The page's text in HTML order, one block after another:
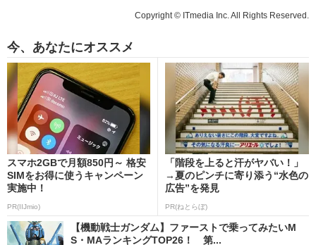
Copyright © ITmedia Inc. All Rights Reserved.
今、あなたにオススメ
スマホ2GBで月額850円～ 格安
SIMをお得に使うキャンペーン
実施中！
PR(IIJmio)
「階段を上ると汗がヤバい！」
→夏のピンチに寄り添う“水色の
広告”を発見
PR(ねとらぼ)
【機動戦士ガンダム】ファーストで乗ってみたいM
S・MAランキングTOP26！ 第...